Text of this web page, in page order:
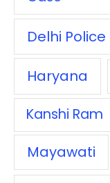
Delhi Police
Haryana
Kanshi Ram
Mayawati